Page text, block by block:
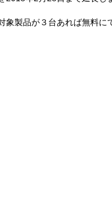
象製品が３台あれば無料